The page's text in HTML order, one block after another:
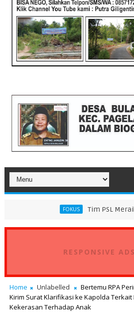
Tim PSL Meraih Juara di
RESPONSIVE
Home Unlabelled
Bertemu RPA
Kirim Surat Klarifikasi ke Kapolda
Kekerasan Terhadap Anak